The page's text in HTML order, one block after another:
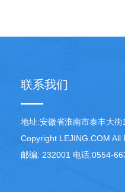
联系我们
地址:安徽省淮南市泰丰大
Copyright LEJING.COM All
邮编: 232001 电话:0554-